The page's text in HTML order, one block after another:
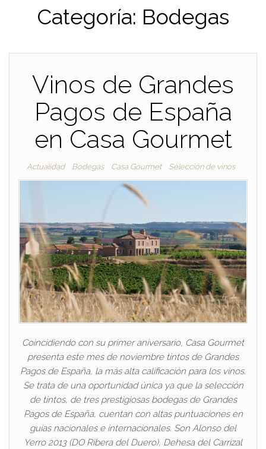
Categoría: Bodegas
Vinos de Grandes
Pagos de España
en Casa Gourmet
Actualidad Bodegas Casa Gourmet Selección de vinos
Coincidiendo con su primer aniversario, Casa Gourmet
presenta este mes de noviembre tintos de Grandes
Pagos de España, la más alta calificación para los vinos.
Se trata de una oportunidad única ya que la selección
de tintos, de tres prestigiosas bodegas de Grandes
Pagos de España, cuentan con altas puntuaciones en
guías nacionales e internacionales. Son Alonso del
Yerro 2013 (DO Ribera del Duero), Dehesa del Carrizal